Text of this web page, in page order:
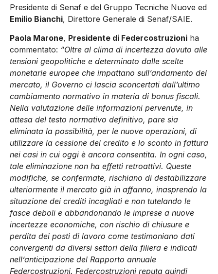
Presidente di Senaf e del Gruppo Tecniche Nuove ed
Emilio Bianchi, Direttore Generale di Senaf/SAIE.
Paola Marone, Presidente di Federcostruzioni ha
commentato: “Oltre al clima di incertezza dovuto alle
tensioni geopolitiche e determinato dalle scelte
monetarie europee che impattano sull’andamento del
mercato, il Governo ci lascia sconcertati dall’ultimo
cambiamento normativo in materia di bonus fiscali.
Nella valutazione delle informazioni pervenute, in
attesa del testo normativo definitivo, pare sia
eliminata la possibilità, per le nuove operazioni, di
utilizzare la cessione del credito e lo sconto in fattura
nei casi in cui oggi è ancora consentita. In ogni caso,
tale eliminazione non ha effetti retroattivi. Queste
modifiche, se confermate, rischiano di destabilizzare
ulteriormente il mercato già in affanno, inasprendo la
situazione dei crediti incagliati e non tutelando le
fasce deboli e abbandonando le imprese a nuove
incertezze economiche, con rischio di chiusure e
perdita dei posti di lavoro come testimoniano dati
convergenti da diversi settori della filiera e indicati
nell’anticipazione del Rapporto annuale
Federcostruzioni. Federcostruzioni reputa quindi